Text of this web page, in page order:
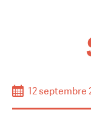
12 septembre